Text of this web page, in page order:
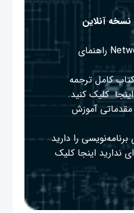
آنلاین
+Network راهنمای
کتاب کامل ترجمه
اینجا کلیک کنید.
مقدماتی آموزش
را دارید
نداریداینجا کلیک